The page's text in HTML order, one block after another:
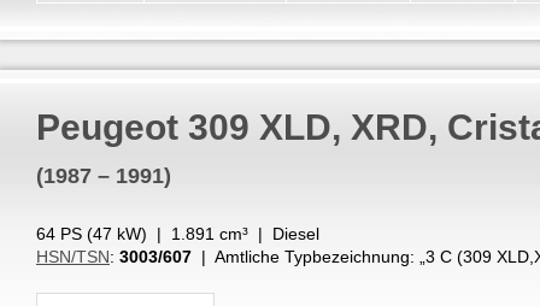
Peugeot 309 XLD, XRD,
(1987 – 1991)
64 PS (47 kW) | 1.891 cm³ | Diesel
HSN/TSN: 3003/607 | Amtliche Typbezeichnung: „ 3 C (309